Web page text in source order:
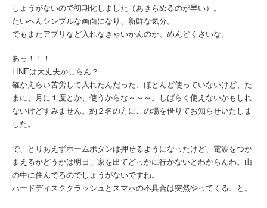
しょうがないので初期化しました（あきらめるのが早い）。
たいへんシンプルな画面になり、新鮮な気分。
でもまたアプリなど入れなきゃいかんのか、めんどくさいな。
あっ！！！
LINEは大丈夫かしらん？
確かえらい苦労して入れたんだった、ほとんど使っていないけど、た
まに、月に１度とか、使うからな～～～。しばらく使えないかもしれ
ないけどすみません。約２名の方にこの場を借りてお知らせいたしま
した。
で、とりあえずホームボタンは押せるようになったけど、電波をつか
まえるかどうかは明日、家を出てどっかに行かないとわからんわ。山
の中に住んでるのでしょうがないですね。
ハードディスククラッシュとスマホの不具合は突然やってくる、と。